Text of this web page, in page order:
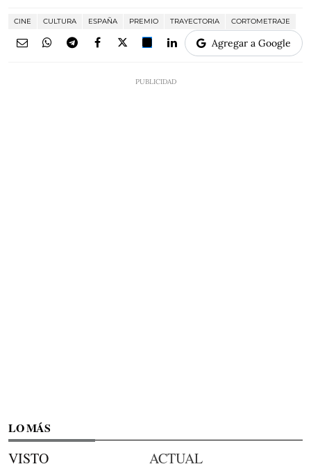
CINE CULTURA ESPAÑA PREMIO TRAYECTORIA CORTOMETRAJE
Agregar a Google
LO MÁS
VISTO ACTUAL